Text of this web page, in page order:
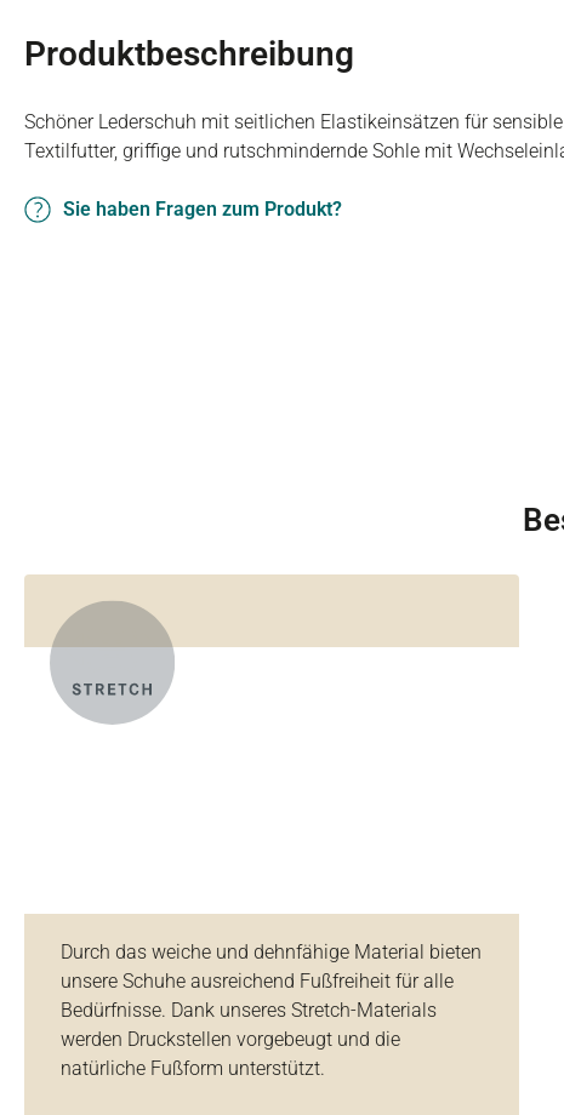
Produktbeschreibung
Schöner Lederschuh mit seitlichen Elastikeinsätzen für
Textilfutter, griffige und rutschmindernde Sohle mit
Sie haben Fragen zum Produkt?
Durch das weiche und dehnfähige Material bieten
unsere Schuhe ausreichend Fußfreiheit für alle
Bedürfnisse. Dank unseres Stretch-Materials
werden Druckstellen vorgebeugt und die
natürliche Fußform unterstützt.